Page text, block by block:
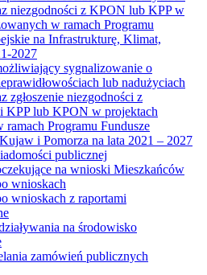
niezgodności z KPON lub KPP w
w ramach Programu
na Infrastrukturę, Klimat,
2027
sygnalizowanie o
lub nadużyciach
zgłoszenie niezgodności z
KPP lub KPON w projektach
ramach Programu Fundusze
i Pomorza na lata 2021 – 2027
publicznej
na wnioski Mieszkańców
wnioskach
wnioskach z raportami
na środowisko
zamówień publicznych